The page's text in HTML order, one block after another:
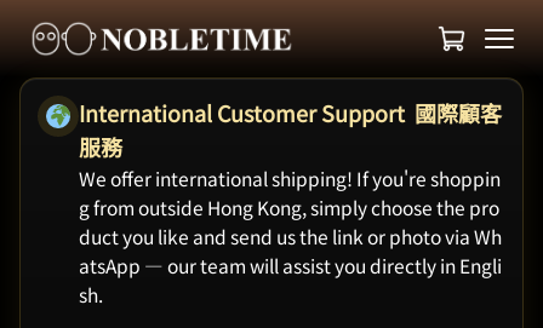
International Customer Support 國際顧客
服務
We offer international shipping! If you're shoppin
g from outside Hong Kong, simply choose the pro
duct you like and send us the link or photo via Wh
atsApp — our team will assist you directly in Engli
sh.